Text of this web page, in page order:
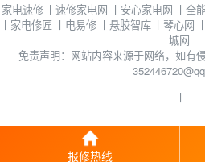
家电速修 丨 速修家电网 丨 安心家电网 丨 全
丨 家电修匠 丨 电易修 丨 悬胶智库 丨琴心网 丨
城网
免责声明：网站内容来源于网络，如有
丨
报修热线